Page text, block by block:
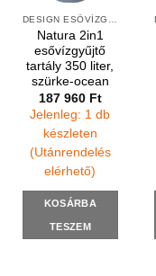
DESIGN ESŐVÍZGYŰJTŐK
Natura 2in1
esővízgyűjtő
tartály 350 liter,
szürke-ocean
187 960 Ft
Jelenleg: 1 db
készleten
(Utánrendelés
elérhető)
KOSÁRBA
TESZEM